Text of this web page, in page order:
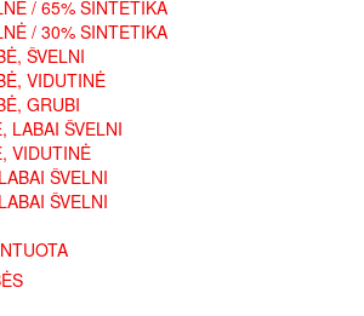
/ 65% SINTETIKA
/ 30% SINTETIKA
ŠVELNI
VIDUTINĖ
GRUBI
LABAI ŠVELNI
VIDUTINĖ
ŠVELNI
ŠVELNI